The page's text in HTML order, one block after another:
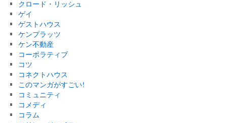
クロード・リッシュ
ゲイ
ゲストハウス
ケンプラッツ
ケン不動産
コーポラティブ
コツ
コネクトハウス
このマンガがすごい!
コミュニティ
コメディ
コラム